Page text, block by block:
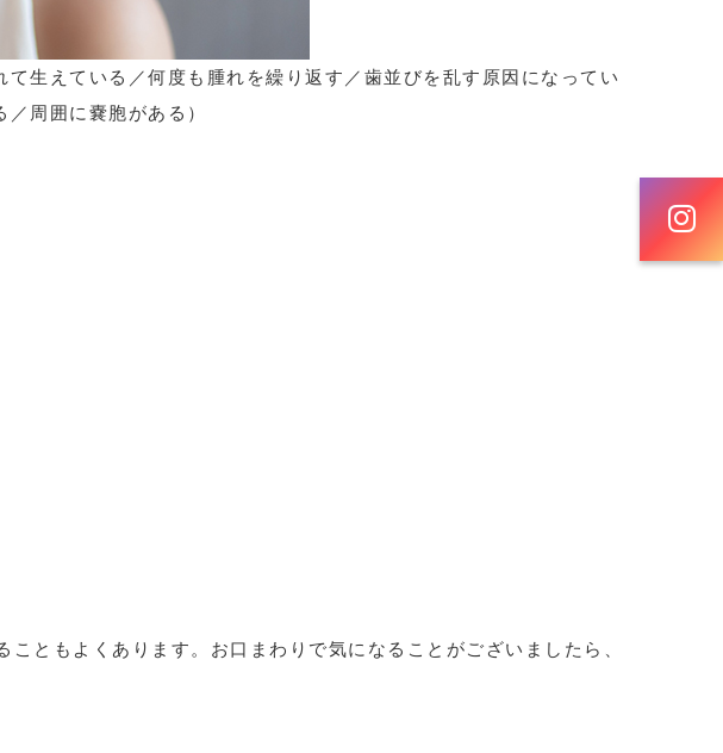
生えている／何度も腫れを繰り返す／歯並びを乱す原因になってい
周囲に嚢胞がある）
ともよくあります。お口まわりで気になることがございましたら、